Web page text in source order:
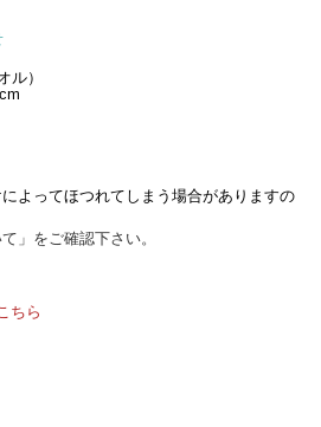
ル）
よってほつれてしまう場合がありますの
」をご確認下さい。
ちら